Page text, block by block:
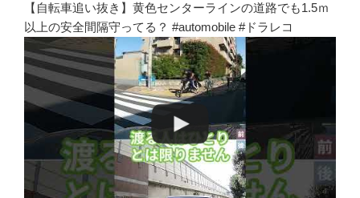
【自転車追い抜き】黄色センターラインの道路でも1.5ｍ
以上の安全間隔守ってる？ #automobile #ドラレコ